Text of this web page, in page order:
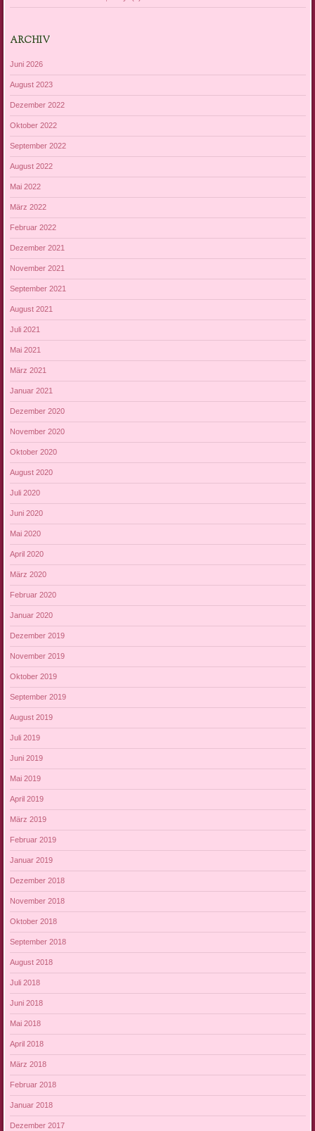
ARCHIV
Juni 2026
August 2023
Dezember 2022
Oktober 2022
September 2022
August 2022
Mai 2022
März 2022
Februar 2022
Dezember 2021
November 2021
September 2021
August 2021
Juli 2021
Mai 2021
März 2021
Januar 2021
Dezember 2020
November 2020
Oktober 2020
August 2020
Juli 2020
Juni 2020
Mai 2020
April 2020
März 2020
Februar 2020
Januar 2020
Dezember 2019
November 2019
Oktober 2019
September 2019
August 2019
Juli 2019
Juni 2019
Mai 2019
April 2019
März 2019
Februar 2019
Januar 2019
Dezember 2018
November 2018
Oktober 2018
September 2018
August 2018
Juli 2018
Juni 2018
Mai 2018
April 2018
März 2018
Februar 2018
Januar 2018
Dezember 2017